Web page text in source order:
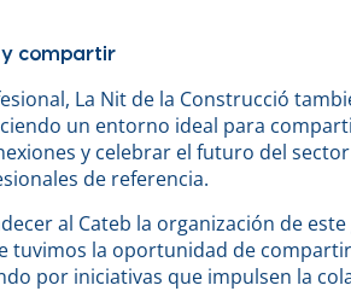
y compartir
La Nit de la Construcció
un entorno ideal para
y celebrar el futuro del
de referencia.
al Cateb la organización de
tuvimos la oportunidad de
por iniciativas que impulsen la